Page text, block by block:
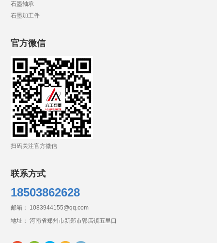
石墨轴承
石墨加工件
官方微信
扫码关注官方微信
联系方式
18503862628
邮箱： 1083944155@qq.com
地址： 河南省郑州市新郑市郭店镇五里口